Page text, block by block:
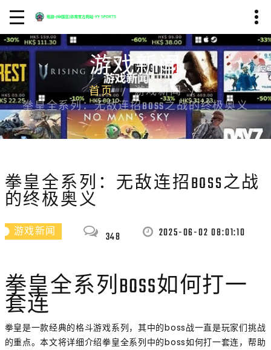
游戏新闻
首页
游戏新闻
拳皇全系列：无敌连招BOSS之战的终极奥义
拳皇全系列：无敌连招BOSS之战
的终极奥义
游戏新闻 348 2025-06-02 08:01:10
拳皇全系列BOSS如何打一
套连
拳皇是一款经典的格斗游戏系列，其中的boss战一直是玩家们挑战
的重点。本文将详细介绍拳皇全系列中的boss如何打一套连，帮助